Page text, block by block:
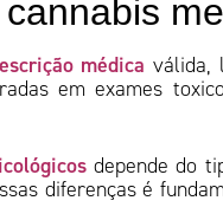
médica válida,
em exames
depende do
diferenças é